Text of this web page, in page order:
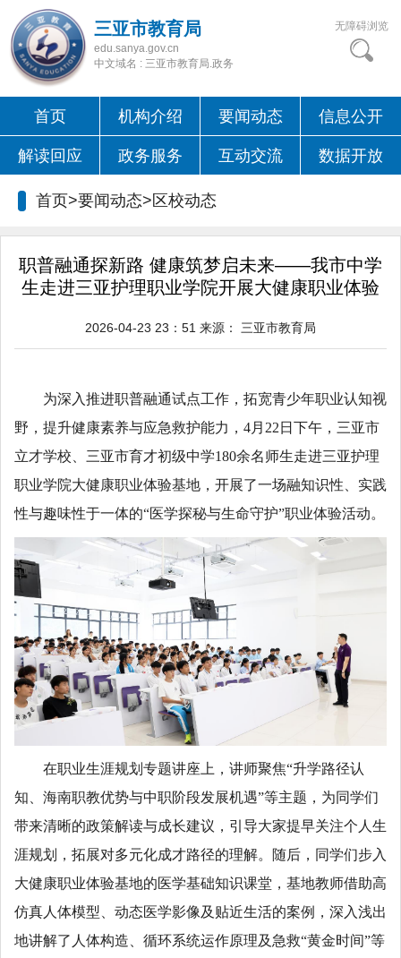
三亚市教育局
edu.sanya.gov.cn
中文域名 : 三亚市教育局.政务
无障碍浏览
首页 机构介绍 要闻动态 信息公开
解读回应 政务服务 互动交流 数据开放
首页>要闻动态>区校动态
职普融通探新路 健康筑梦启未来——我市中学
生走进三亚护理职业学院开展大健康职业体验
2026-04-23 23：51 来源： 三亚市教育局
为深入推进职普融通试点工作，拓宽青少年职业认知视
野，提升健康素养与应急救护能力，4月22日下午，三亚市
立才学校、三亚市育才初级中学180余名师生走进三亚护理
职业学院大健康职业体验基地，开展了一场融知识性、实践
性与趣味性于一体的“医学探秘与生命守护”职业体验活动。
在职业生涯规划专题讲座上，讲师聚焦“升学路径认
知、海南职教优势与中职阶段发展机遇”等主题，为同学们
带来清晰的政策解读与成长建议，引导大家提早关注个人生
涯规划，拓展对多元化成才路径的理解。随后，同学们步入
大健康职业体验基地的医学基础知识课堂，基地教师借助高
仿真人体模型、动态医学影像及贴近生活的案例，深入浅出
地讲解了人体构造、循环系统运作原理及急救“黄金时间”等